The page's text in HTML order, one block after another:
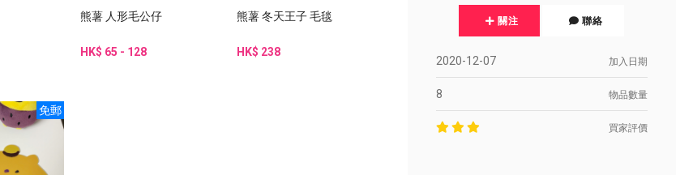
熊薯 人形毛公仔
HK$ 65 - 128
熊薯 冬天王子 毛毯
HK$ 238
免郵
關注 聯絡
加入日期
2020-12-07
物品數量
8
買家評價